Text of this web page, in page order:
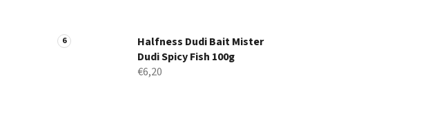
Halfness Dudi Bait Mister
Dudi Spicy Fish 100g
€6,20